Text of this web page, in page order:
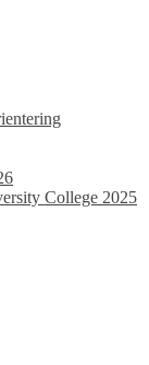
College 2025